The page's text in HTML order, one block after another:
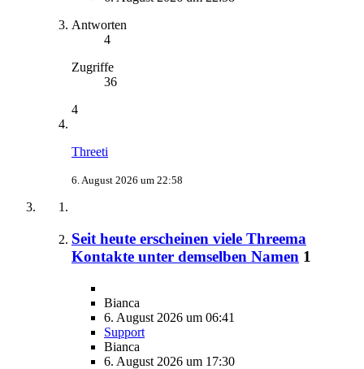
Antworten
4
Zugriffe
36
4
Threeti
6. August 2026 um 22:58
Seit heute erscheinen viele Threema
Kontakte unter demselben Namen 1
Bianca
6. August 2026 um 06:41
Support
Bianca
6. August 2026 um 17:30